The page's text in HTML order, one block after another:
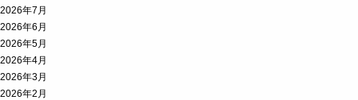
2026年7月
2026年6月
2026年5月
2026年4月
2026年3月
2026年2月